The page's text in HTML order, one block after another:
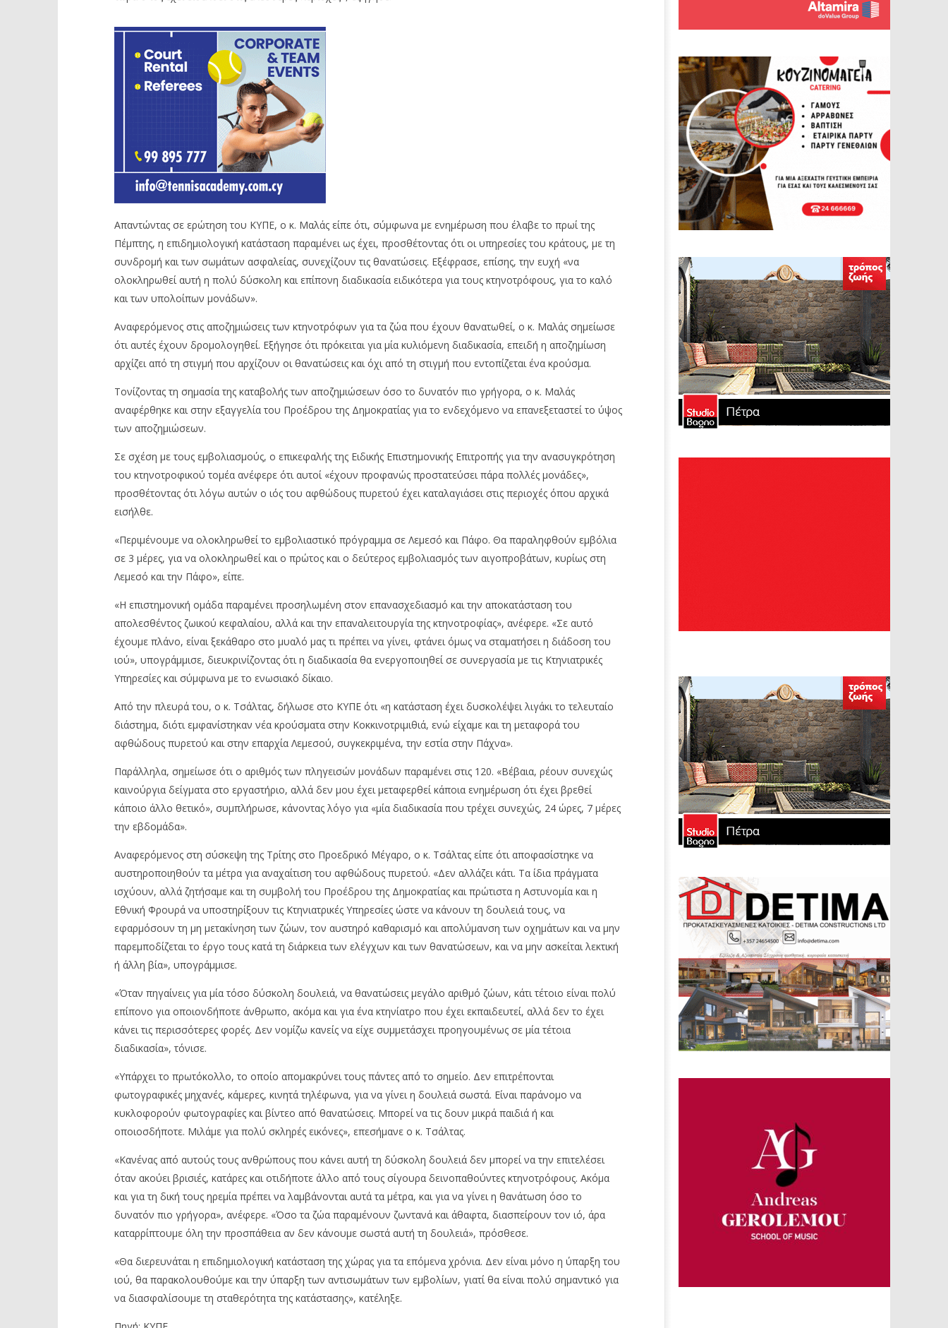
Απαντώντας σε ερώτηση του ΚΥΠΕ, ο κ. Μαλάς είπε ότι, σύμφωνα με ενημέρωση που έλαβε το πρωί της
Πέμπτης, η επιδημιολογική κατάσταση παραμένει ως έχει, προσθέτοντας ότι οι υπηρεσίες του κράτους, με τη
συνδρομή και των σωμάτων ασφαλείας, συνεχίζουν τις θανατώσεις. Εξέφρασε, επίσης, την ευχή «να
ολοκληρωθεί αυτή η πολύ δύσκολη και επίπονη διαδικασία ειδικότερα για τους κτηνοτρόφους, για το καλό
και των υπολοίπων μονάδων».
Αναφερόμενος στις αποζημιώσεις των κτηνοτρόφων για τα ζώα που έχουν θανατωθεί, ο κ. Μαλάς σημείωσε
ότι αυτές έχουν δρομολογηθεί. Εξήγησε ότι πρόκειται για μία κυλιόμενη διαδικασία, επειδή η αποζημίωση
αρχίζει από τη στιγμή που αρχίζουν οι θανατώσεις και όχι από τη στιγμή που εντοπίζεται ένα κρούσμα.
Τονίζοντας τη σημασία της καταβολής των αποζημιώσεων όσο το δυνατόν πιο γρήγορα, ο κ. Μαλάς
αναφέρθηκε και στην εξαγγελία του Προέδρου της Δημοκρατίας για το ενδεχόμενο να επανεξεταστεί το ύψος
των αποζημιώσεων.
Σε σχέση με τους εμβολιασμούς, ο επικεφαλής της Ειδικής Επιστημονικής Επιτροπής για την ανασυγκρότηση
του κτηνοτροφικού τομέα ανέφερε ότι αυτοί «έχουν προφανώς προστατεύσει πάρα πολλές μονάδες»,
προσθέτοντας ότι λόγω αυτών ο ιός του αφθώδους πυρετού έχει καταλαγιάσει στις περιοχές όπου αρχικά
εισήλθε.
«Περιμένουμε να ολοκληρωθεί το εμβολιαστικό πρόγραμμα σε Λεμεσό και Πάφο. Θα παραληφθούν εμβόλια
σε 3 μέρες, για να ολοκληρωθεί και ο πρώτος και ο δεύτερος εμβολιασμός των αιγοπροβάτων, κυρίως στη
Λεμεσό και την Πάφο», είπε.
«Η επιστημονική ομάδα παραμένει προσηλωμένη στον επανασχεδιασμό και την αποκατάσταση του
απολεσθέντος ζωικού κεφαλαίου, αλλά και την επαναλειτουργία της κτηνοτροφίας», ανέφερε. «Σε αυτό
έχουμε πλάνο, είναι ξεκάθαρο στο μυαλό μας τι πρέπει να γίνει, φτάνει όμως να σταματήσει η διάδοση του
ιού», υπογράμμισε, διευκρινίζοντας ότι η διαδικασία θα ενεργοποιηθεί σε συνεργασία με τις Κτηνιατρικές
Υπηρεσίες και σύμφωνα με το ενωσιακό δίκαιο.
Από την πλευρά του, ο κ. Τσάλτας, δήλωσε στο ΚΥΠΕ ότι «η κατάσταση έχει δυσκολέψει λιγάκι το τελευταίο
διάστημα, διότι εμφανίστηκαν νέα κρούσματα στην Κοκκινοτριμιθιά, ενώ είχαμε και τη μεταφορά του
αφθώδους πυρετού και στην επαρχία Λεμεσού, συγκεκριμένα, την εστία στην Πάχνα».
Παράλληλα, σημείωσε ότι ο αριθμός των πληγεισών μονάδων παραμένει στις 120. «Βέβαια, ρέουν συνεχώς
καινούργια δείγματα στο εργαστήριο, αλλά δεν μου έχει μεταφερθεί κάποια ενημέρωση ότι έχει βρεθεί
κάποιο άλλο θετικό», συμπλήρωσε, κάνοντας λόγο για «μία διαδικασία που τρέχει συνεχώς, 24 ώρες, 7 μέρες
την εβδομάδα».
Αναφερόμενος στη σύσκεψη της Τρίτης στο Προεδρικό Μέγαρο, ο κ. Τσάλτας είπε ότι αποφασίστηκε να
αυστηροποιηθούν τα μέτρα για αναχαίτιση του αφθώδους πυρετού. «Δεν αλλάζει κάτι. Τα ίδια πράγματα
ισχύουν, αλλά ζητήσαμε και τη συμβολή του Προέδρου της Δημοκρατίας και πρώτιστα η Αστυνομία και η
Εθνική Φρουρά να υποστηρίξουν τις Κτηνιατρικές Υπηρεσίες ώστε να κάνουν τη δουλειά τους, να
εφαρμόσουν τη μη μετακίνηση των ζώων, τον αυστηρό καθαρισμό και απολύμανση των οχημάτων και να μην
παρεμποδίζεται το έργο τους κατά τη διάρκεια των ελέγχων και των θανατώσεων, και να μην ασκείται λεκτική
ή άλλη βία», υπογράμμισε.
«Όταν πηγαίνεις για μία τόσο δύσκολη δουλειά, να θανατώσεις μεγάλο αριθμό ζώων, κάτι τέτοιο είναι πολύ
επίπονο για οποιονδήποτε άνθρωπο, ακόμα και για ένα κτηνίατρο που έχει εκπαιδευτεί, αλλά δεν το έχει
κάνει τις περισσότερες φορές. Δεν νομίζω κανείς να είχε συμμετάσχει προηγουμένως σε μία τέτοια
διαδικασία», τόνισε.
«Υπάρχει το πρωτόκολλο, το οποίο απομακρύνει τους πάντες από το σημείο. Δεν επιτρέπονται
φωτογραφικές μηχανές, κάμερες, κινητά τηλέφωνα, για να γίνει η δουλειά σωστά. Είναι παράνομο να
κυκλοφορούν φωτογραφίες και βίντεο από θανατώσεις. Μπορεί να τις δουν μικρά παιδιά ή και
οποιοσδήποτε. Μιλάμε για πολύ σκληρές εικόνες», επεσήμανε ο κ. Τσάλτας.
«Κανένας από αυτούς τους ανθρώπους που κάνει αυτή τη δύσκολη δουλειά δεν μπορεί να την επιτελέσει
όταν ακούει βρισιές, κατάρες και οτιδήποτε άλλο από τους σίγουρα δεινοπαθούντες κτηνοτρόφους. Ακόμα
και για τη δική τους ηρεμία πρέπει να λαμβάνονται αυτά τα μέτρα, και για να γίνει η θανάτωση όσο το
δυνατόν πιο γρήγορα», ανέφερε. «Όσο τα ζώα παραμένουν ζωντανά και άθαφτα, διασπείρουν τον ιό, άρα
καταρρίπτουμε όλη την προσπάθεια αν δεν κάνουμε σωστά αυτή τη δουλειά», πρόσθεσε.
«Θα διερευνάται η επιδημιολογική κατάσταση της χώρας για τα επόμενα χρόνια. Δεν είναι μόνο η ύπαρξη του
ιού, θα παρακολουθούμε και την ύπαρξη των αντισωμάτων των εμβολίων, γιατί θα είναι πολύ σημαντικό για
να διασφαλίσουμε τη σταθερότητα της κατάστασης», κατέληξε.